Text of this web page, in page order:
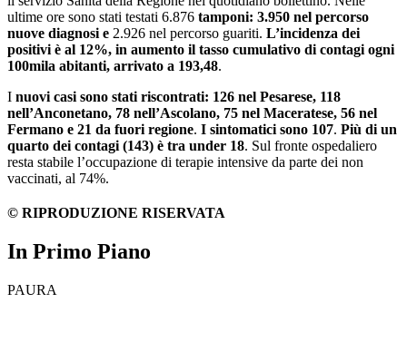
ultime ore sono stati testati 6.876 tamponi: 3.950 nel percorso
nuove diagnosi e 2.926 nel percorso guariti. L’incidenza dei
positivi è al 12%, in aumento il tasso cumulativo di contagi ogni
100mila abitanti, arrivato a 193,48.
I nuovi casi sono stati riscontrati: 126 nel Pesarese, 118
nell’Anconetano, 78 nell’Ascolano, 75 nel Maceratese, 56 nel
Fermano e 21 da fuori regione. I sintomatici sono 107. Più di un
quarto dei contagi (143) è tra under 18. Sul fronte ospedaliero
resta stabile l’occupazione di terapie intensive da parte dei non
vaccinati, al 74%.
© RIPRODUZIONE RISERVATA
In Primo Piano
PAURA